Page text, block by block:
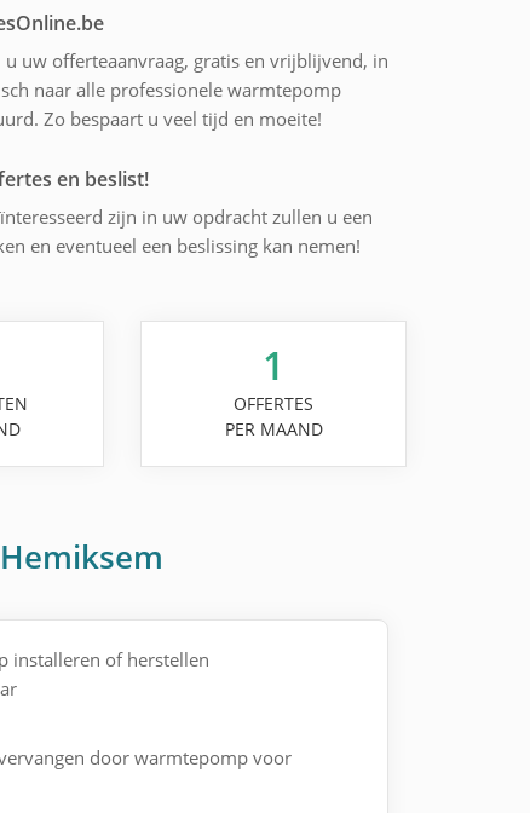
uw offerteaanvraag, gratis en vrijblijvend, in
naar alle professionele warmtepomp
Zo bespaart u veel tijd en moeite!
en beslist!
zijn in uw opdracht zullen u een
en eventueel een beslissing kan nemen!
1
OFFERTES
PER MAAND
installeren of herstellen
door warmtepomp voor